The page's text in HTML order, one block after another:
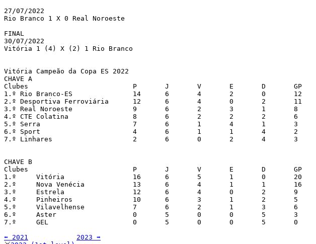
27/07/2022
Rio Branco 1 X 0 Real Noroeste
FINAL
30/07/2022
Vitória 1 (4) X (2) 1 Rio Branco
Vitória Campeão da Copa ES 2022
CHAVE A
Clubes	                        P	J	V	E	D	GP	GC	SG
1.º Rio Branco-ES   	        14	6	4	2	0	12	2	10
2.º Desportiva Ferroviária      12	6	4	0	2	11	3	8
3.º Real Noroeste               9	6	2	3	1	8	3	5
4.º CTE Colatina	        8	6	2	2	2	6	10	-4
5.º Serra        	        7	6	1	4	1	3	4	-1
6.º Sport                       4	6	1	1	4	2	11	-9
7.º Linhares             	2	6	0	2	4	3	12	-9
CHAVE B
Clubes	                        P	J	V	E	D	GP	GC	SG
1.º	Vitória  	        16	6	5	1	0	20	3	17
2.º	Nova Venécia        	13	6	4	1	1	16	3	13
3.º	Estrela          	12	6	4	0	2	9	4	5
4.º	Pinheiros	        10	6	3	1	2	5	4	1
5.º	Vilavelhense            7	6	2	1	3	6	6	0
6.º     Aster      	        0	5	0	0	5	3	16	-13
7.º	GEL	                0	5	0	0	5	0	23	-23
⬅️ 2021
2023 ➡️